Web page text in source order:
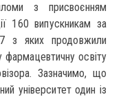
з присвоєнням
160 випускникам за
з яких продовжили
освіту
Зазначимо, що
університет один із